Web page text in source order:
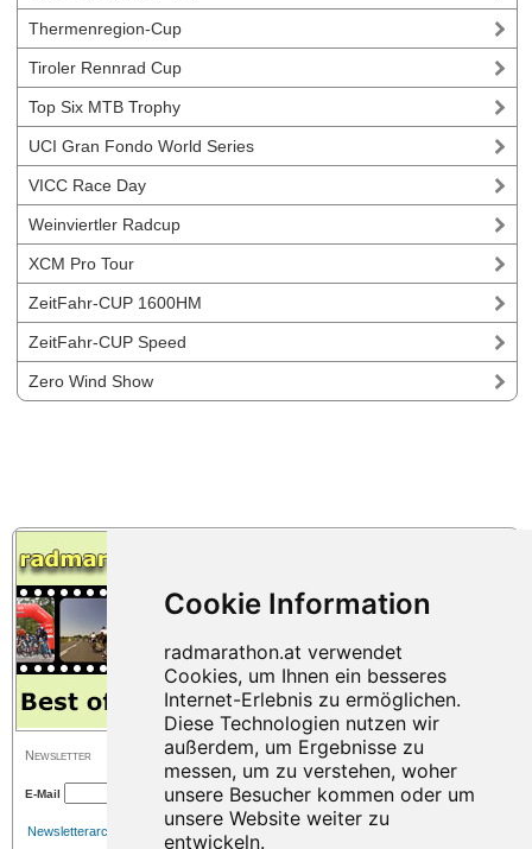
Thermenregion-Cup
Tiroler Rennrad Cup
Top Six MTB Trophy
UCI Gran Fondo World Series
VICC Race Day
Weinviertler Radcup
XCM Pro Tour
ZeitFahr-CUP 1600HM
ZeitFahr-CUP Speed
Zero Wind Show
Newsletter
E-Mail
Newsletterarchiv